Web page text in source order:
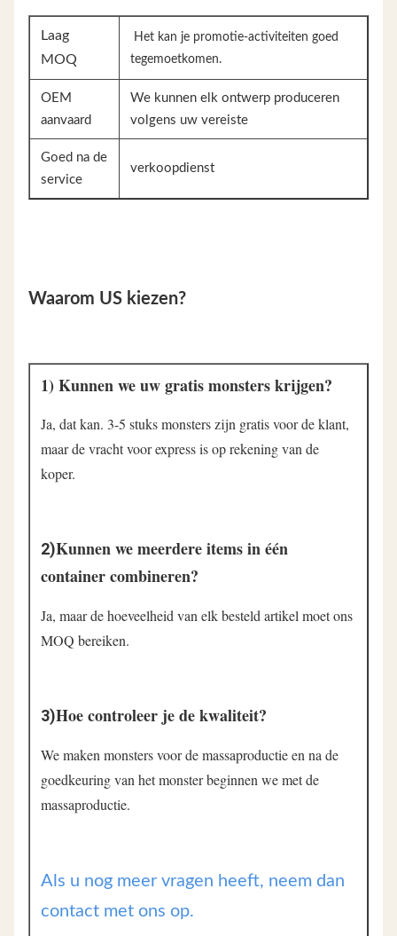
Laag
MOQ
Het kan je promotie-activiteiten goed
tegemoetkomen.
OEM
aanvaard
We kunnen elk ontwerp produceren
volgens uw vereiste
Goed na de
service
verkoopdienst
Waarom US kiezen?
1) Kunnen we uw gratis monsters krijgen?
Ja, dat kan. 3-5 stuks monsters zijn gratis voor de klant,
maar de vracht voor express is op rekening van de
koper.
2)Kunnen we meerdere items in één
container combineren?
Ja, maar de hoeveelheid van elk besteld artikel moet ons
MOQ bereiken.
3)Hoe controleer je de kwaliteit?
We maken monsters voor de massaproductie en na de
goedkeuring van het monster beginnen we met de
massaproductie.
Als u nog meer vragen heeft, neem dan
contact met ons op.